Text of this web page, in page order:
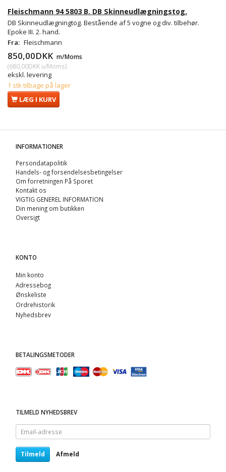
Fleischmann 94 5803 B. DB Skinneudlægningstog.
DB Skinneudlægningtog. Bestående af 5 vogne og div. tilbehør.
Epoke III. 2. hand.
Fra: Fleischmann
850,00DKK m/Moms
(680,00DKK u/Moms)
ekskl. levering
1 stk tilbage på lager
LÆG I KURV
INFORMATIONER
Persondatapolitik
Handels- og forsendelsesbetingelser
Om forretningen På Sporet
Kontakt os
VIGTIG GENEREL INFORMATION
Din mening om butikken
Oversigt
KONTO
Min konto
Adressebog
Ønskeliste
Ordrehistorik
Nyhedsbrev
BETALINGSMETODER
TILMELD NYHEDSBREV
Email-
adresse
Tilmeld Afmeld